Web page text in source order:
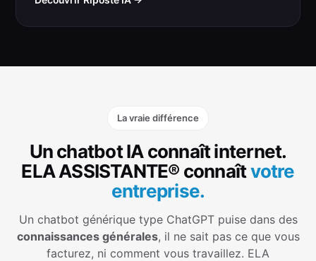
La vraie différence
Un chatbot IA connaît internet.
ELA ASSISTANTE® connaîtvotre
entreprise.
Un chatbot générique type ChatGPT puise dans des
connaissances générales, il ne sait pas ce que vous
facturez, ni comment vous travaillez. ELA